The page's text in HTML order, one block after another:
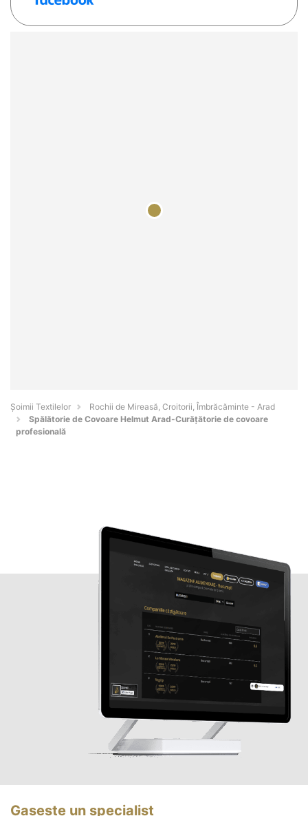
Șoimii Textilelor
Rochii de Mireasă, Croitorii, Îmbrăcăminte - Arad
Spălătorie de Covoare Helmut Arad-Curățătorie de covoare
profesională
Gasește un specialist